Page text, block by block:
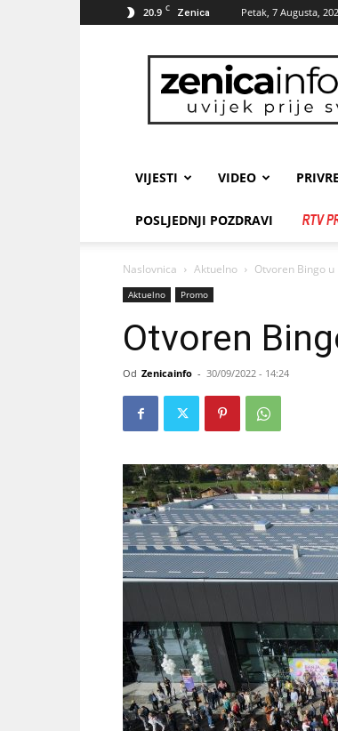
20.9 C Zenica Petak, 7 Augusta,
VIJESTI VIDEO
POSLJEDNJI POZDRAVI
Naslovnica Aktuelno Otvoren Bingo u
Aktuelno Promo
Otvoren
Od Zenicainfo - 30/09/2022 - 14:24